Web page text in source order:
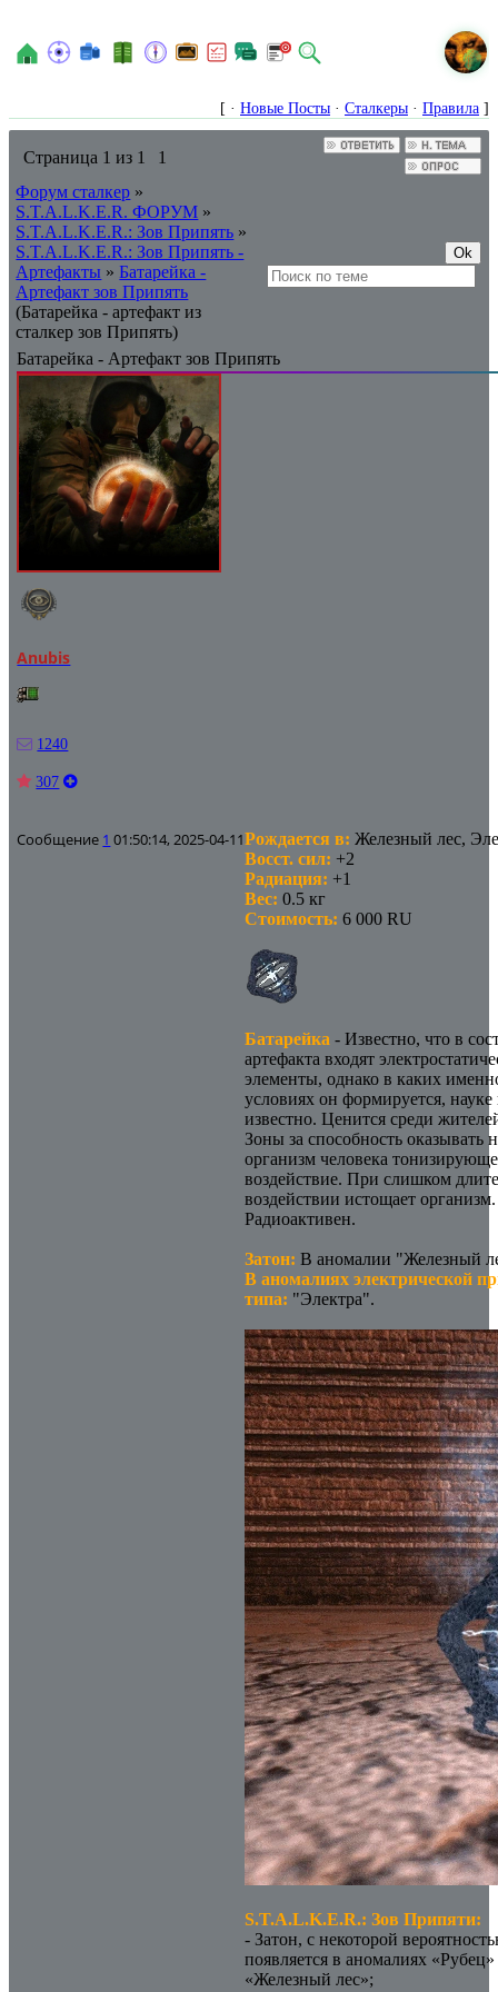
N
[ · Новые Посты · Сталкеры · Правила ]
Страница 1 из 1
1
Форум сталкер »
S.T.A.L.K.E.R. ФОРУМ »
S.T.A.L.K.E.R.: Зов Припять »
S.T.A.L.K.E.R.: Зов Припять -
Артефакты » Батарейка -
Артефакт зов Припять
(Батарейка - артефакт из
сталкер зов Припять)
Батарейка - Артефакт зов Припять
Anubis
1240
307
Сообщение 1 01:50:14, 2025-04-11Рождается в: Железный лес,
Восст. сил: +2
Радиация: +1
Вес: 0.5 кг
Стоимость: 6 000 RU
Батарейка - Известно, что в
артефакта входят
элементы, однако в каких
условиях он формируется, науке
известно. Ценится среди
Зоны за способность оказывать
организм человека
воздействие. При слишком
воздействии истощает организм.
Радиоактивен.
Затон: В аномалии "Железный
В аномалиях электрической
типа: "Электра".
S.T.A.L.K.E.R.: Зов Припяти:
- Затон, с некоторой
появляется в аномалиях
«Железный лес»;